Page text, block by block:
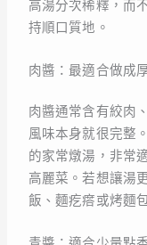
高湯分次稀釋，而
持順口質地。
肉醬：最適合做成
肉醬通常含有絞肉
風味本身就很完整
的家常燉湯，非常
高麗菜。若想讓湯
飯、麵疙瘩或烤麵